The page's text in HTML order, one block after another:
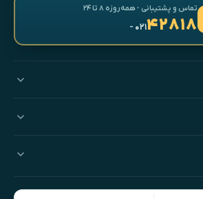
تماس و پشتیبانی · همه‌روزه ۸ تا ۲۴
۴۲۸۱۸- ۰۲۱